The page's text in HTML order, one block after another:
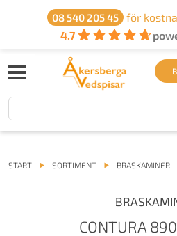
08 540 205 45
för
4.7
START SORTIMENT BRASKAMINER
CONTURA